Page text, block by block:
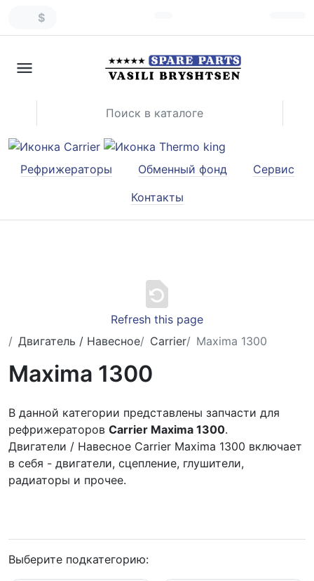
$
Рефрижераторы Обменный фонд
Сервис
Контакты
Refresh this page
Двигатель / Навесное
Carrier Maxima 1300
Maxima 1300
В данной категории представлены запчасти для
рефрижераторов Carrier Maxima 1300.
Двигатели / Навесное Carrier Maxima 1300 включает
в себя - двигатели, сцепление, глушители,
радиаторы и прочее.
Выберите подкатегорию: